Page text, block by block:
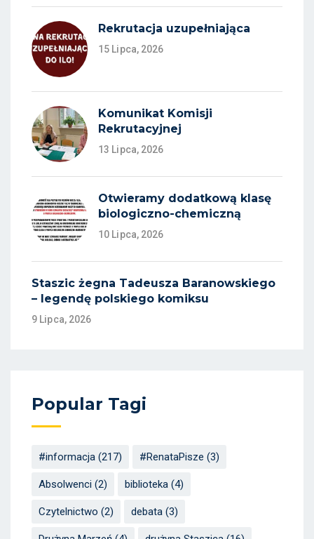
Rekrutacja uzupełniająca
15 Lipca, 2026
Komunikat Komisji
Rekrutacyjnej
13 Lipca, 2026
Otwieramy dodatkową klasę
biologiczno-chemiczną
10 Lipca, 2026
Staszic żegna Tadeusza Baranowskiego
– legendę polskiego komiksu
9 Lipca, 2026
Popular Tagi
#informacja (217) #RenataPisze (3)
Absolwenci (2) biblioteka (4)
Czytelnictwo (2) debata (3)